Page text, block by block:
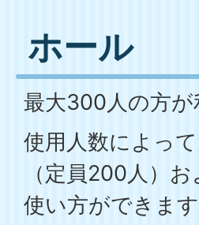
ホール
最大300人の方が
使用人数によっ
（定員200人）
使い方ができます